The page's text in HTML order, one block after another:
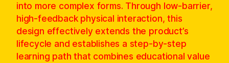
into more complex forms. Through low-barrier,
high-feedback physical interaction, this
design effectively extends the product’s
lifecycle and establishes a step-by-step
learning path that combines educational value